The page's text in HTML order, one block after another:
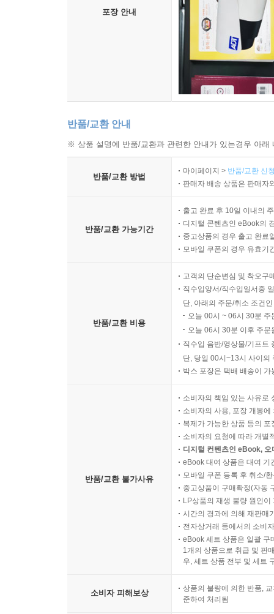
포장 안내
반품/교환 안내
※ 상품 설명에 반품/교환과 관련한 안내가 있는경우 아
반품/교환 방법
마이페이지 > 반품/교환 신
판매자 배송 상품은 판매자
반품/교환 가능기간
출고 완료 후 10일 이내의
디지털 콘텐츠인 eBook의
중고상품의 경우 출고 완료
모바일 쿠폰의 경우 유효기
반품/교환 비용
고객의 단순변심 및 착오구
직수입양서/직수입일서중
단, 아래의 주문/취소 조건
오늘 00시 ~ 06시 30분
오늘 06시 30분 이후 주
직수입 음반/영상물/기프트
단, 당일 00시~13시 사이의
박스 포장은 택배 배송이
반품/교환 불가사유
소비자의 책임 있는 사유로
소비자의 사용, 포장 개봉
복제가 가능한 상품 등의
소비자의 요청에 따라 개별
디지털 컨텐츠인 eBook,
eBook 대여 상품은 대여 기
모바일 쿠폰 등록 후 취소/
중고상품이 구매확정(자동
LP상품의 재생 불량 원인
시간의 경과에 의해 재판매
전자상거래 등에서의 소비
eBook 세트 상품은 일괄 구
1개의 상품으로 취급 및 판
우, 세트 상품 전부 및 세트
소비자 피해보상
상품의 불량에 의한 반품,
준하여 처리됨